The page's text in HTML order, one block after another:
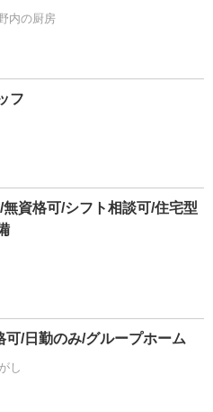
内の厨房
フ
無資格可/シフト相談可/住宅型
可/日勤のみ/グループホーム
し